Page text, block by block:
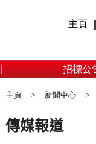
主頁
招標公
主頁 > 新聞中心 >